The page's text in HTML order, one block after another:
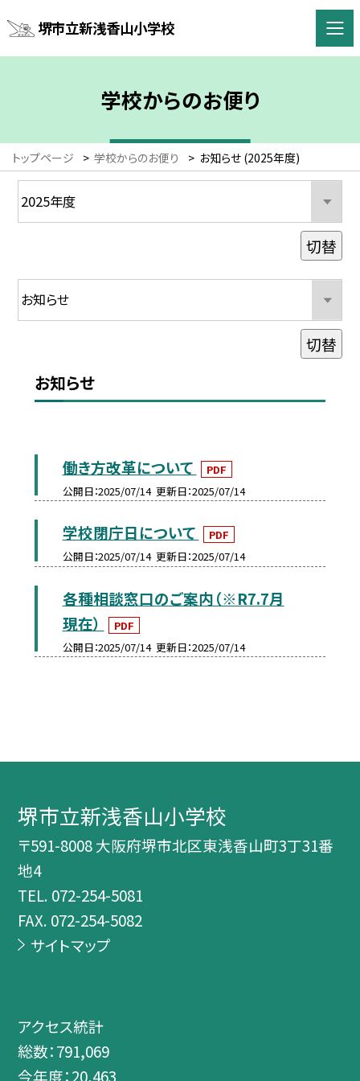
堺市立新浅香山小学校
学校からのお便り
トップページ > 学校からのお便り > お知らせ (2025年度)
お知らせ
働き方改革について
PDF
公開日 2025/07/14 更新日 2025/07/14
学校閉庁日について
PDF
公開日 2025/07/14 更新日 2025/07/14
各種相談窓口のご案内（※R7.7月
現在）
PDF
公開日 2025/07/14 更新日 2025/07/14
切替
切替
堺市立新浅香山小学校
〒591-8008 大阪府堺市北区東浅香山町3丁31番
地4
TEL. 072-254-5081
FAX. 072-254-5082
サイトマップ
アクセス統計
総数：791,069
今年度：20,463